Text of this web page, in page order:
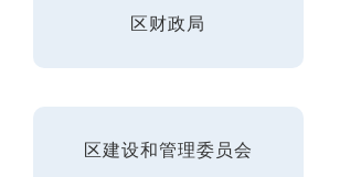
区财政局
区建设和管理委员会